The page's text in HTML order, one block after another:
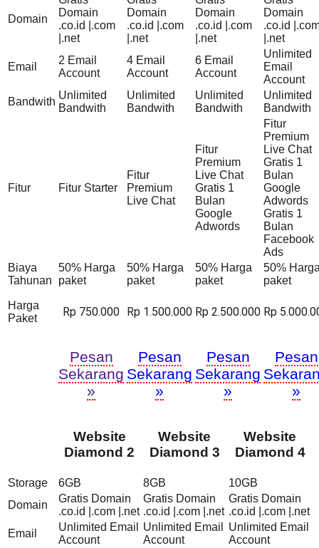
Domain
Domain
.co.id |.com
|.net
Domain
.co.id |.com
|.net
Domain
.co.id |.com
|.net
Domain
.co.id
|.net
Email
2 Email
Account
4 Email
Account
6 Email
Account
Unlimited
Email
Account
Bandwith
Unlimited
Bandwith
Unlimited
Bandwith
Unlimited
Bandwith
Unlimited
Bandwith
Fitur Fitur Starter
Fitur
Premium
Live Chat
Fitur
Premium
Live Chat
Gratis 1
Bulan
Google
Adwords
Fitur
Premium
Live Chat
Gratis 1
Bulan
Google
Adwords
Gratis 1
Bulan
Facebook
Ads
Biaya
Tahunan
50% Harga
paket
50% Harga
paket
50% Harga
paket
50%
paket
Harga
Paket
Rp 750.000 Rp 1.500.000 Rp 2.500.000 Rp
Pesan
Sekarang
»
Pesan
Sekarang
»
Pesan
Sekarang
»
Pesan
»
Website
Diamond 2
Website
Diamond 3
Website
Diamond 4
Storage 6GB 8GB
10GB
Domain
Gratis Domain
.co.id |.com |.net
Gratis Domain
.co.id |.com |.net
Gratis Domain
.co.id |.com |.net
Email
Unlimited Email
Account
Unlimited Email
Account
Unlimited Email
Account